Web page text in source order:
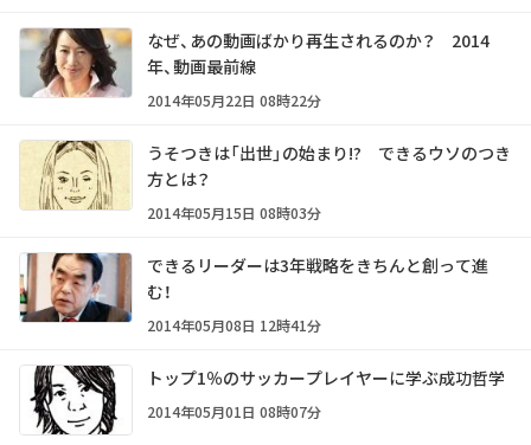
なぜ、あの動画ばかり再生されるのか？ 2014
年、動画最前線
2014年05月22日 08時22分
うそつきは「出世」の始まり!? できるウソのつき
方とは？
2014年05月15日 08時03分
できるリーダーは3年戦略をきちんと創って進
む！
2014年05月08日 12時41分
トップ1％のサッカープレイヤーに学ぶ成功哲学
2014年05月01日 08時07分